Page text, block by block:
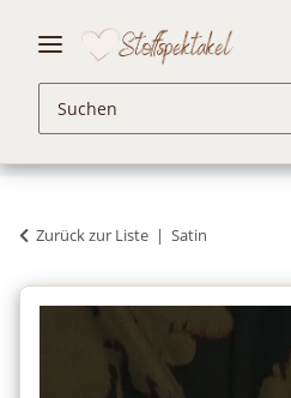
Zurück zur Liste Satin